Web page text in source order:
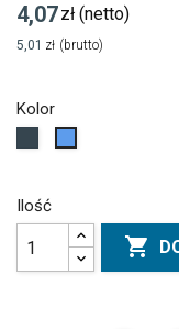
4,07zł (netto)
5,01 zł (brutto)
Kolor
Ilość
